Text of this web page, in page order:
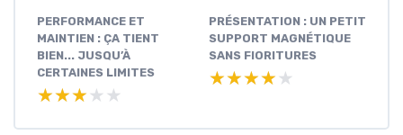
PERFORMANCE ET
MAINTIEN : ÇA TIENT
BIEN... JUSQU’À
CERTAINES LIMITES
★★★★★
★★★★★
PRÉSENTATION : UN PETIT
SUPPORT MAGNÉTIQUE
SANS FIORITURES
★★★★★
★★★★★